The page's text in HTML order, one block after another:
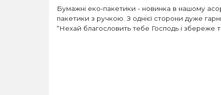
Бумажні еко-пакетики - новинка в нашому
пакетики з ручкою. З однієї сторони дуже
“Нехай благословить тебе Господь і збереже